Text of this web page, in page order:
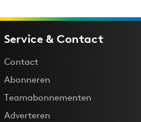
Service & Contact
Contact
Abonneren
Teamabonnementen
Adverteren